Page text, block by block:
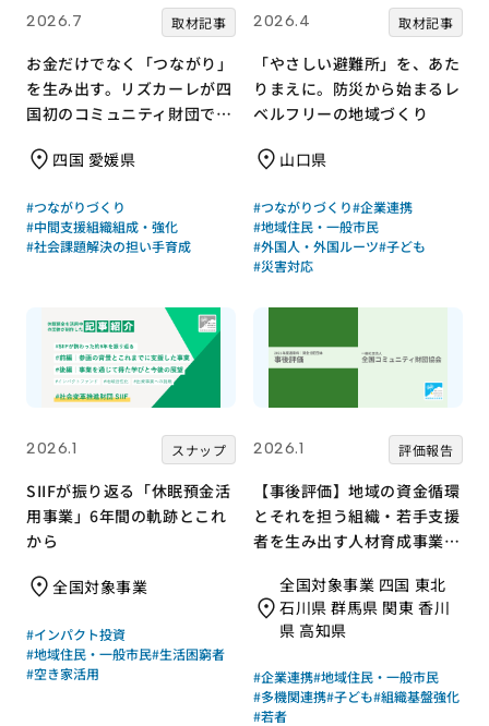
2026.7 取材記事
お金だけでなく「つながり」
を生み出す。リズカーレが四
国初のコミュニティ財団で挑
四国 愛媛県
#つながりづくり
#中間支援組織組成・強化
#社会課題解決の担い手育成
2026.4 取材記事
「やさしい避難所」を、あた
りまえに。防災から始まるレ
ベルフリーの地域づくり
山口県
#つながりづくり#企業連携
#地域住民・一般市民
#外国人・外国ルーツ#子ども
#災害対応
2026.1 スナップ
SIIFが振り返る「休眠預金活
用事業」6年間の軌跡とこれ
から
全国対象事業
#インパクト投資
#地域住民・一般市民#生活困窮者
#空き家活用
2026.1 評価報告
【事後評価】地域の資金循環
とそれを担う組織・若手支援
者を生み出す人材育成事業｜
［21年度通常枠］
全国対象事業 四国 東北
石川県 群馬県 関東 香川
県 高知県
#企業連携#地域住民・一般市民
#多機関連携#子ども#組織基盤強化
#若者